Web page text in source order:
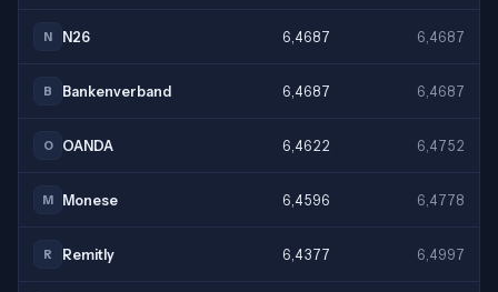
N N26 6,4687 6,4687
B Bankenverband 6,4687 6,4687
O OANDA 6,4622 6,4752
M Monese 6,4596 6,4778
R Remitly 6,4377 6,4997